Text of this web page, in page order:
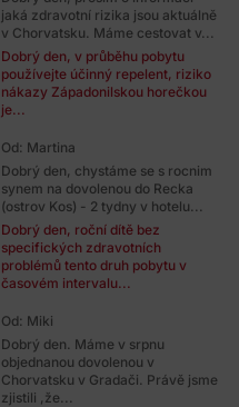
jaká zdravotní rizika jsou aktuálně
v Chorvatsku. Máme cestovat v...
Dobrý den, v průběhu pobytu
používejte účinný repelent, riziko
nákazy Západonilskou horečkou
je...
Od: Martina
Dobrý den, chystáme se s rocnim
synem na dovolenou do Recka
(ostrov Kos) - 2 tydny v hotelu...
Dobrý den, roční dítě bez
specifických zdravotních
problémů tento druh pobytu v
časovém intervalu...
Od: Miki
Dobrý den. Máme v srpnu
objednanou dovolenou v
Chorvatsku v Gradači. Právě jsme
zjistili ,že...